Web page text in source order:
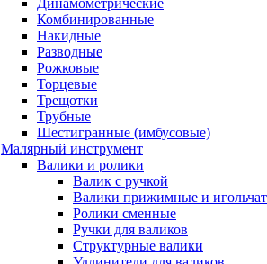
Динамометрические
Комбинированные
Накидные
Разводные
Рожковые
Торцевые
Трещотки
Трубные
Шестигранные (имбусовые)
Малярный инструмент
Валики и ролики
Валик с ручкой
Валики прижимные и
Ролики сменные
Ручки для валиков
Структурные валики